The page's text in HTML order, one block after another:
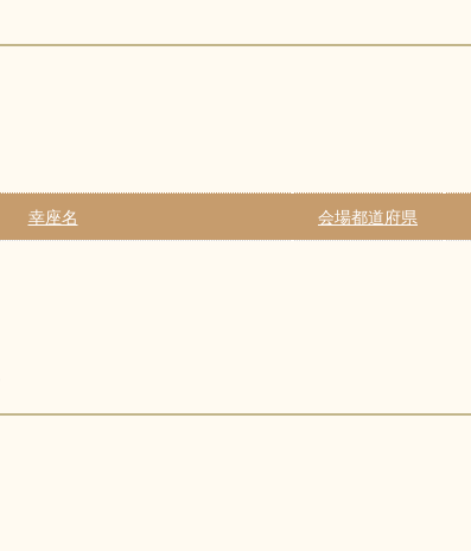
幸座名 会場都道府県